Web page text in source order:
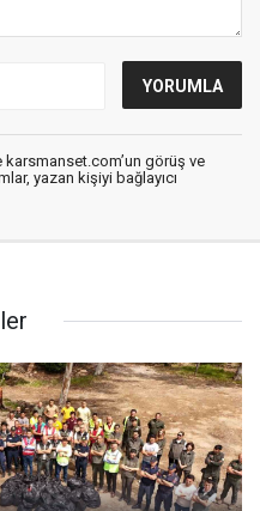
görüş ve
yazan kişiyi bağlayıcı